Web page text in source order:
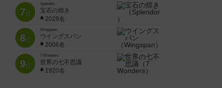
7位
Splendor
宝石の煌き
2029名
8位
Wingspan
ウイングスパン
2006名
9位
7 Wonders
世界の七不思議
1920名